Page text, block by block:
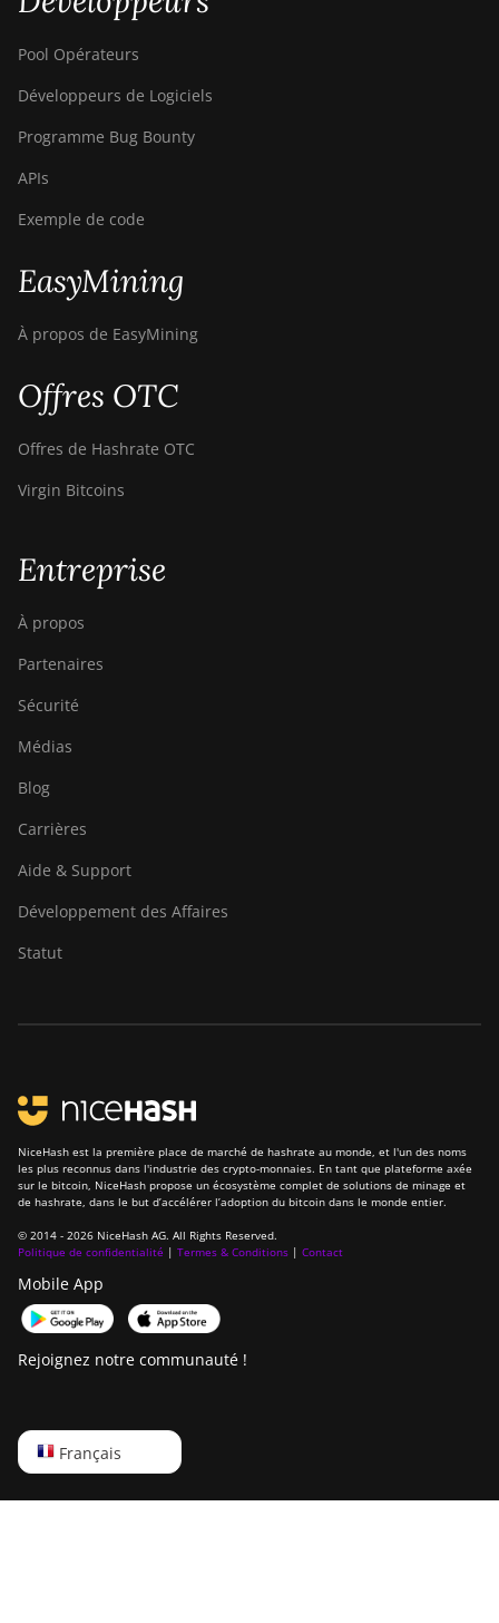
Pool Opérateurs
Développeurs de Logiciels
Programme Bug Bounty
APIs
Exemple de code
EasyMining
À propos de EasyMining
Offres OTC
Offres de Hashrate OTC
Virgin Bitcoins
Entreprise
À propos
Partenaires
Sécurité
Médias
Blog
Carrières
Aide & Support
Développement des Affaires
Statut
NiceHash est la première place de marché de hashrate au monde, et l'un des noms
les plus reconnus dans l'industrie des crypto-monnaies. En tant que plateforme axée
sur le bitcoin, NiceHash propose un écosystème complet de solutions de minage et
de hashrate, dans le but d’accélérer l’adoption du bitcoin dans le monde entier.
© 2014 - 2026 NiceHash AG. All Rights Reserved.
Politique de confidentialité | Termes & Conditions | Contact
Mobile App
Rejoignez notre communauté !
Français
English